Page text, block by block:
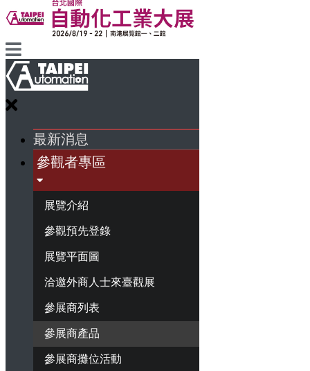
最新消息
參觀者專區
展覽介紹
參觀預先登錄
展覽平面圖
洽邀外商人士來臺觀展
參展商列表
參展商產品
參展商攤位活動